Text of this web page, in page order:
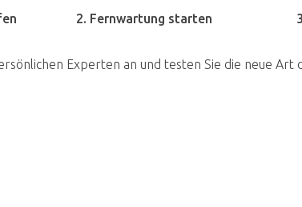
2. Fernwartung starten
Experten an und testen Sie die neue